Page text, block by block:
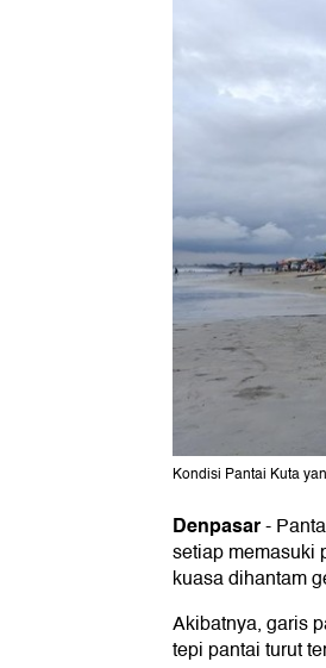
Kondisi Pantai Kuta
Denpasar-
setiap memasuki
kuasa dihantam
Akibatnya, garis
tepi pantai turut